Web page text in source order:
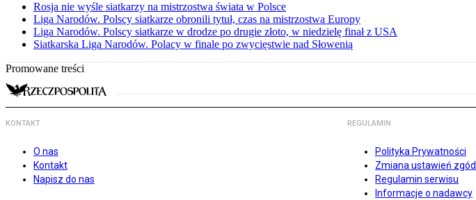
Rosja nie wyśle siatkarzy na mistrzostwa świata w Polsce
Liga Narodów. Polscy siatkarze obronili tytuł, czas na mistrzostwa Europy
Liga Narodów. Polscy siatkarze w drodze po drugie złoto, w niedzielę finał z USA
Siatkarska Liga Narodów. Polacy w finale po zwycięstwie nad Słowenią
Promowane treści
KONTAKT
O nas
Kontakt
Napisz do nas
REGULAMIN
Polityka Prywatności
Zmiana ustawień zgód
Regulamin serwisu
Informacje o nadawcy